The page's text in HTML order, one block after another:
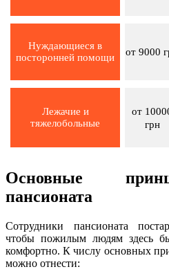
Нуждающиеся в
посторонней помощи
от 9000
Лежачие и
тяжелобольные
от
грн
Основные
пансионата
Сотрудники пансионата
чтобы пожилым людям здесь
комфортно. К числу основных
можно отнести: